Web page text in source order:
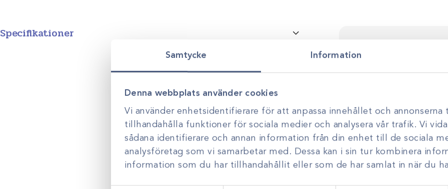
Samtycke Information
Denna webbplats använder cookies
Vi använder enhetsidentifierare för att anpassa innehållet och annonserna
tillhandahålla funktioner för sociala medier och analysera vår trafik. Vi
sådana identifierare och annan information från din enhet till de sociala
analysföretag som vi samarbetar med. Dessa kan i sin tur kombinera
information som du har tillhandahållit eller som de har samlat in när du
Specifikationer
Vi stöttar dig i allt från